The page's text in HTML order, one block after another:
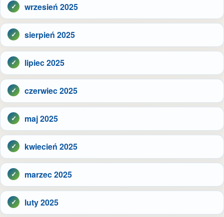
wrzesień 2025
sierpień 2025
lipiec 2025
czerwiec 2025
maj 2025
kwiecień 2025
marzec 2025
luty 2025